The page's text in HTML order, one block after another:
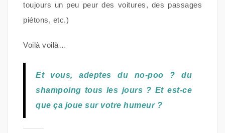
toujours un peu peur des voitures, des passages
piétons, etc.)
Voilà voilà…
Et vous, adeptes du no-poo ? du
shampoing tous les jours ? Et est-ce
que ça joue sur votre humeur ?